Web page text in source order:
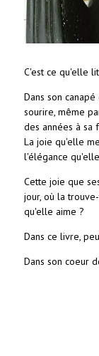
C'est ce qu'elle
Dans son
sourire, même
des années à sa
La joie qu'elle
l'élégance
Cette joie que
jour, où la
qu'elle aime ?
Dans ce livre,
Dans son coeur